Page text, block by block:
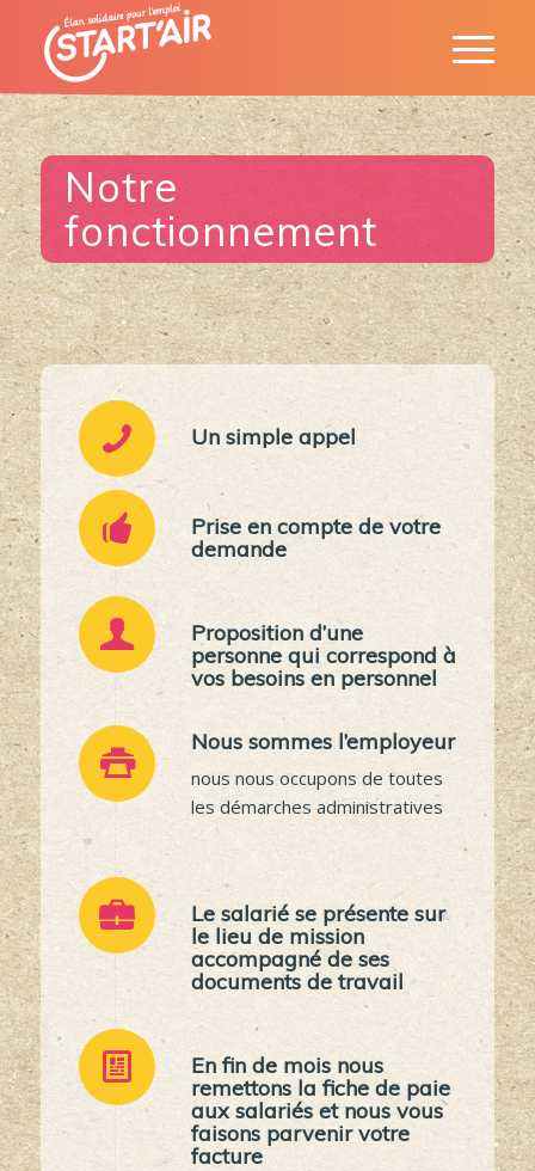
Notre
fonctionnement
Un simple appel
Prise en compte de votre
demande
Proposition d’une
personne qui correspond à
vos besoins en personnel
Nous sommes l’employeur
nous nous occupons de toutes
les démarches administratives
Le salarié se présente sur
le lieu de mission
accompagné de ses
documents de travail
En fin de mois nous
remettons la fiche de paie
aux salariés et nous vous
faisons parvenir votre
facture